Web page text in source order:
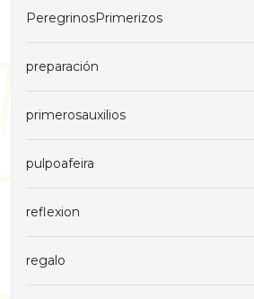
PeregrinosPrimerizos
preparación
primerosauxilios
pulpoafeira
reflexion
regalo